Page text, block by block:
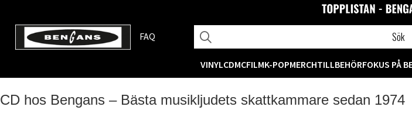
FAQ
VINYLCDMCFILMK-POPMERCHTILLBEHÖRFOKUS PÅ
CD hos Bengans – Bästa musikljudets skattkammare sedan 1974